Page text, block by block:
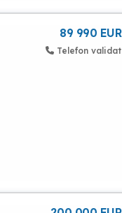
89 990 EUR
Telefon validat